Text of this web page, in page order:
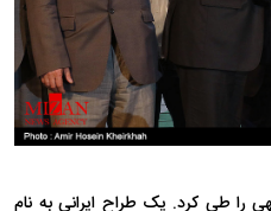
هم روند مشابهی را طی کرد. یک طراح ایرانی به نام